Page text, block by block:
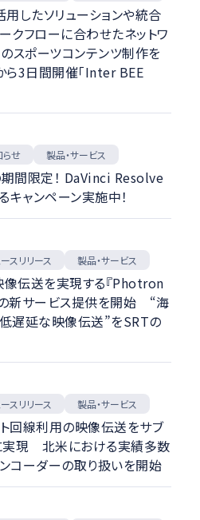
したソリューションや統合
クフローに合わせたネットワ
スポーツコンテンツ制作を
3日間開催「Inter BEE
らせ 製品・サービス
間限定！ DaVinci Resolve
ャンペーン実施中！
スリリース 製品・サービス
像伝送を実現する『Photron
新サービス提供を開始 “海
遅延な映像伝送”をSRTの
スリリース 製品・サービス
回線利用の映像伝送をサブ
実現 北米における実績多数
コーダーの取り扱いを開始